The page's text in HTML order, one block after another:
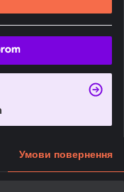
Умови повернення